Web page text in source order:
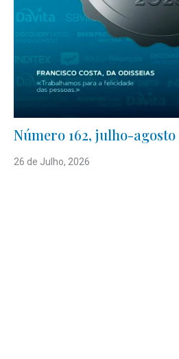
Número 162, julho-agosto
26 de Julho, 2026